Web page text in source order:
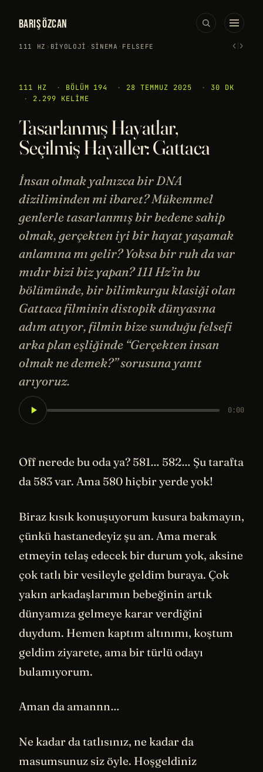
BARIŞ ÖZCAN
111 HZ › BIYOLOJI · SINEMA · FELSEFE ‹›
111 HZ · BÖLÜM 194 · 28 TEMMUZ 2025 ·
30 DK
·
2.299 KELIME
Tasarlanmış Hayatlar,
Seçilmiş Hayaller: Gattaca
İnsan olmak yalnızca bir DNA
diziliminden mi ibaret? Mükemmel
genlerle tasarlanmış bir bedene sahip
olmak, gerçekten iyi bir hayat yaşamak
anlamına mı gelir? Yoksa bir ruh da var
mıdır bizi biz yapan? 111 Hz’in bu
bölümünde, bir bilimkurgu klasiği olan
Gattaca filminin distopik dünyasına
adım atıyor, filmin bize sunduğu felsefi
arka plan eşliğinde “Gerçekten insan
olmak ne demek?” sorusuna yanıt
arıyoruz.
0:00
Off nerede bu oda ya? 581… 582… Şu tarafta
da 583 var. Ama 580 hiçbir yerde yok!
Biraz kısık konuşuyorum kusura bakmayın,
çünkü hastanedeyiz şu an. Ama merak
etmeyin telaş edecek bir durum yok, aksine
çok tatlı bir vesileyle geldim buraya. Çok
yakın arkadaşlarımın bebeğinin artık
dünyamıza gelmeye karar verdiğini
duydum. Hemen kaptım altınımı, koştum
geldim ziyarete, ama bir türlü odayı
bulamıyorum.
Aman da amannn…
Ne kadar da tatlısınız, ne kadar da
masumsunuz siz öyle. Hoşgeldiniz